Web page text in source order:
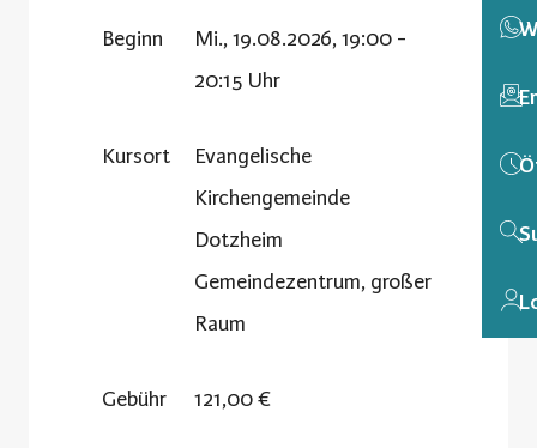
Beginn
Mi., 19.08.2026, 19:00 -
20:15 Uhr
Kursort
Evangelische
Kirchengemeinde
Dotzheim
Gemeindezentrum, großer
Raum
Gebühr 121,00 €